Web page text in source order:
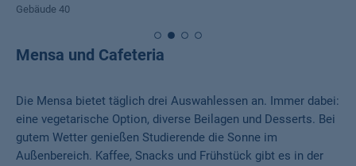
Gebäude 40
Mensa und Cafeteria
Die Mensa bietet täglich drei Auswahlessen an. Immer dabei:
eine vegetarische Option, diverse Beilagen und Desserts. Bei
gutem Wetter genießen Studierende die Sonne im
Außenbereich. Kaffee, Snacks und Frühstück gibt es in der